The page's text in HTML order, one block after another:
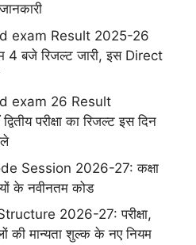
exam Result 2025-26
बजे रिजल्ट जारी, इस Direct
exam 26 Result
परीक्षा का रिजल्ट इस दिन
Session 2026-27: कक्षा
के नवीनतम कोड
2026-27: परीक्षा,
की मान्यता शुल्क के नए नियम